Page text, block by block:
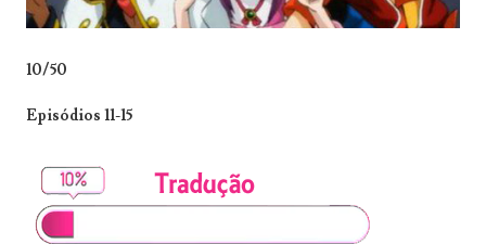
10/50
Episódios 11-15